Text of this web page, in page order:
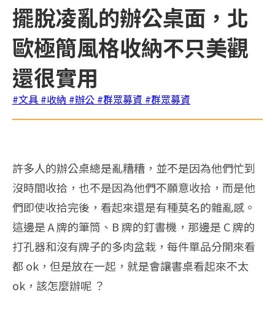
擺脫凌亂的辦公桌面，北
歐極簡風格收納不只美觀
還很實用
#文具 #收納 #辦公 #群眾募資 #群眾募資
許多人的辦公桌總是亂糟糟，並不是因為他們忙到
沒時間收拾，也不是因為他們不願意收拾，而是他
們即使收拾完後，看起來還是有種莫名的雜亂感。
這邊是 A 牌的筆筒、B 牌的釘書機，那邊是 C 牌的
打孔器和沒有牌子的多肉盆栽，每件單品分開來看
都 ok，但是放在一起，就是會讓書桌看起來不太
ok，該怎麼辦呢 ？